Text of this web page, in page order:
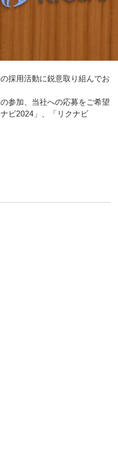
採用活動に鋭意取り組んでお
参加、当社への応募をご希望
ビ2024」、「リクナビ